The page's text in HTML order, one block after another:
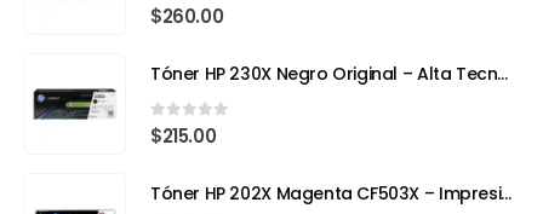
0out of 5
$260.00
Tóner HP 230X Negro Original – Alta Tecnología, Máximo Rendimiento
0out of 5
$215.00
Tóner HP 202X Magenta CF503X – Impresión con Color y Precisión Profesional